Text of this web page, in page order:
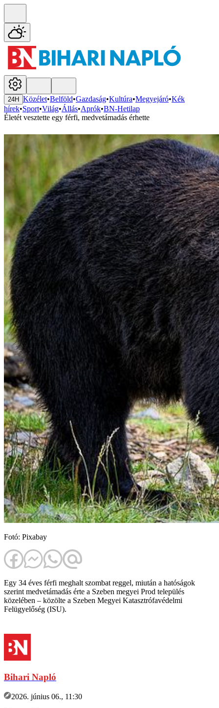
24H Közélet•Belföld•Gazdaság•Kultúra•Megyejáró•Kék
hírek•Sport•Világ•Állás•Aprók•BN-Hetilap
Életét vesztette egy férfi, medvetámadás érhette
Fotó: Pixabay
Egy 34 éves férfi meghalt szombat reggel, miután a hatóságok
szerint medvetámadás érte a Szeben megyei Prod település
közelében – közölte a Szeben Megyei Katasztrófavédelmi
Felügyelőség (ISU).
Bihari Napló
2026. június 06., 11:30